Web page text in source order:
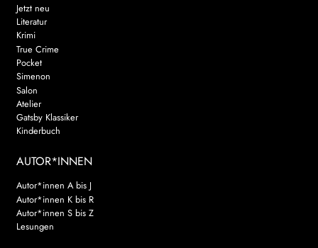
Jetzt neu
Literatur
Krimi
True Crime
Pocket
Simenon
Salon
Atelier
Gatsby Klassiker
Kinderbuch
AUTOR*INNEN
Autor*innen A bis J
Autor*innen K bis R
Autor*innen S bis Z
Lesungen